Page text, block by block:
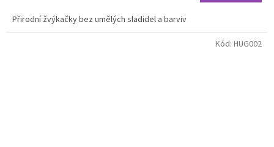
Přirodní žvýkačky bez umělých sladidel a barviv
Kód: HUG002